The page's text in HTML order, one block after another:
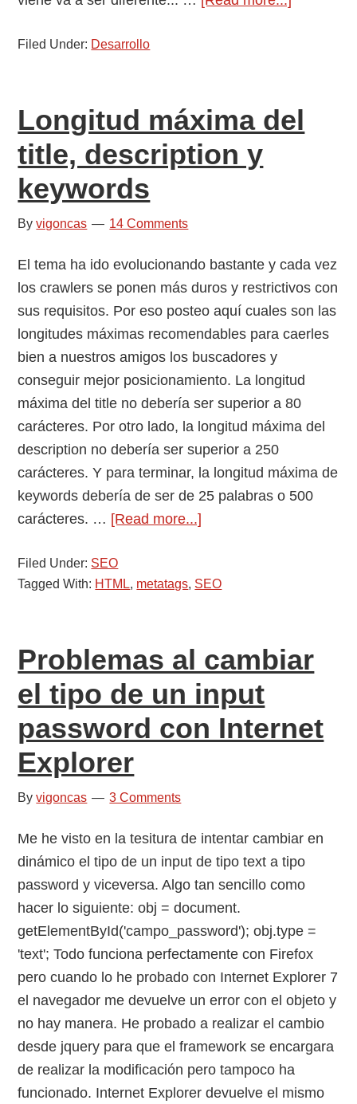
entra
Filed Under: Desarrollo
Longitud máxima del
title, description y
keywords
Byvigoncas 14 Comments
El tema ha ido evolucionando bastante y cada vez
los crawlers se ponen más duros y restrictivos con
sus requisitos. Por eso posteo aquí cuales son las
longitudes máximas recomendables para caerles
bien a nuestros amigos los buscadores y
conseguir mejor posicionamiento. La longitud
máxima del title no debería ser superior a 80
carácteres. Por otro lado, la longitud máxima del
description no debería ser superior a 250
carácteres. Y para terminar, la longitud máxima de
keywords debería de ser de 25 palabras o 500
carácteres. … [Read more...]
del
y
Filed Under: SEO
Tagged With: HTML, metatags, SEO
Problemas al cambiar
el tipo de un input
password con Internet
Explorer
Byvigoncas 3 Comments
Me he visto en la tesitura de intentar cambiar en
dinámico el tipo de un input de tipo text a tipo
password y viceversa. Algo tan sencillo como
hacer lo siguiente: obj = document.
getElementById('campo_password'); obj.type =
'text'; Todo funciona perfectamente con Firefox
pero cuando lo he probado con Internet Explorer 7
el navegador me devuelve un error con el objeto y
no hay manera. He probado a realizar el cambio
desde jquery para que el framework se encargara
de realizar la modificación pero tampoco ha
funcionado. Internet Explorer devuelve el mismo